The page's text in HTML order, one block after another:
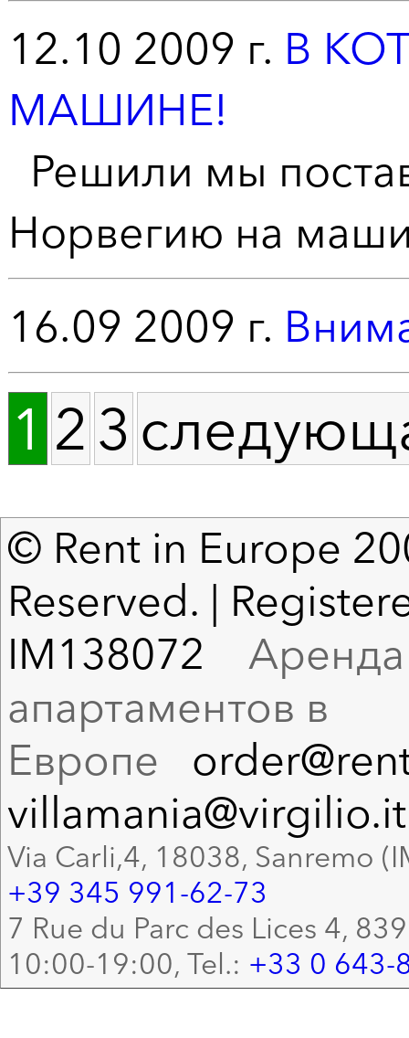
12.10 2009 г. В
МАШИНЕ!
Решили мы
Норвегию на
16.09 2009 г.
1 2 3
© Rent in Europe
Reserved. |
IM138072 Аренда
апартаментов в
Европе
villamania@virgilio.it
Via Carli,4, 18038, Sanremo
+39 345 991-62-73
7 Rue du Parc des Lices 4,
10:00-19:00, Tel.: +33 0 643-